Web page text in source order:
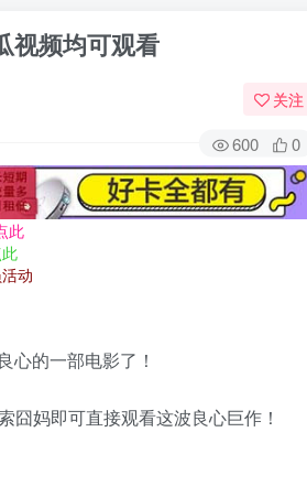
视频均可观看
关注
600 0
此
动
心的一部电影了！
妈即可直接观看这波良心巨作！